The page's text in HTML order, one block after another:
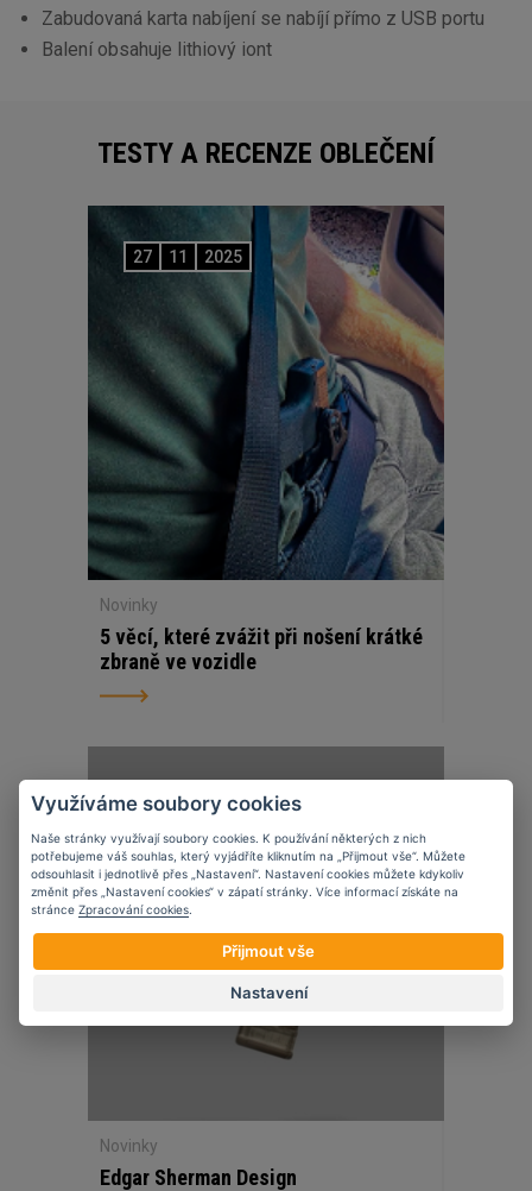
Zabudovaná karta nabíjení se nabíjí přímo z USB portu
Balení obsahuje lithiový iont
TESTY A RECENZE OBLEČENÍ
27 11 2025
Novinky
5 věcí, které zvážit při nošení krátké
zbraně ve vozidle
07 11 2023
Novinky
Edgar Sherman Design
Využíváme soubory cookies
Naše stránky využívají soubory cookies. K používání některých z nich
potřebujeme váš souhlas, který vyjádříte kliknutím na „Přijmout vše“. Můžete
odsouhlasit i jednotlivě přes „Nastavení“. Nastavení cookies můžete kdykoliv
změnit přes „Nastavení cookies“ v zápatí stránky. Více informací získáte na
stránce Zpracování cookies
Přijmout vše
Nastavení